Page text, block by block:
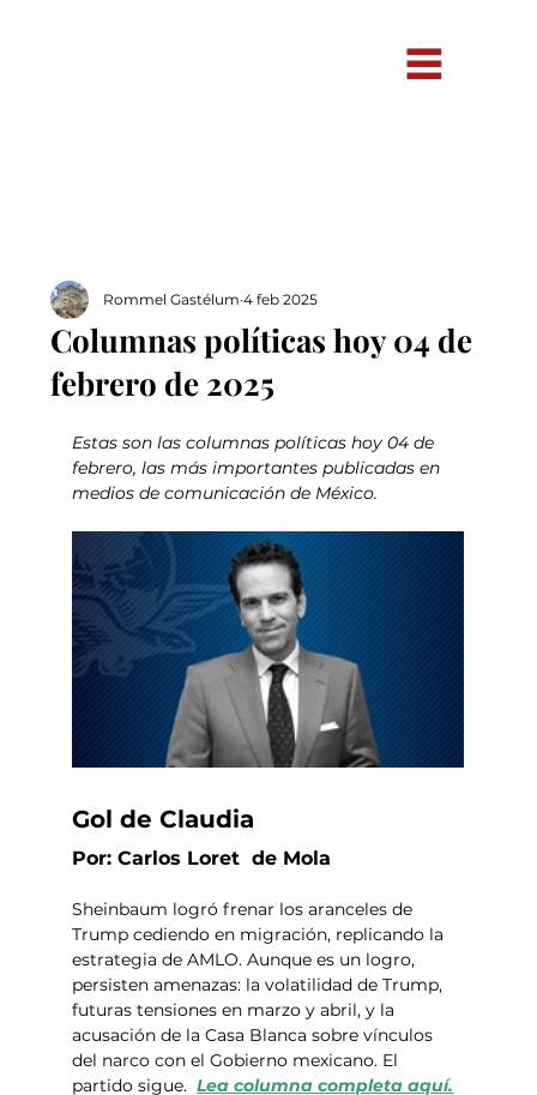
Columnas políticas hoy 04 de
febrero de 2025
Rommel Gastélum 4 feb 2025
Estas son las columnas políticas hoy 04 de
febrero, las más importantes publicadas en
medios de comunicación de México.
Gol de Claudia
Por: Carlos Loret  de Mola
Sheinbaum logró frenar los aranceles de
Trump cediendo en migración, replicando la
estrategia de AMLO. Aunque es un logro,
persisten amenazas: la volatilidad de Trump,
futuras tensiones en marzo y abril, y la
acusación de la Casa Blanca sobre vínculos
del narco con el Gobierno mexicano. El
partido sigue. Lea columna completa aquí.